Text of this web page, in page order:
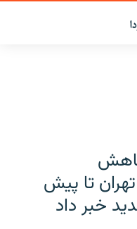
کاهش
تا پیش
خبر داد